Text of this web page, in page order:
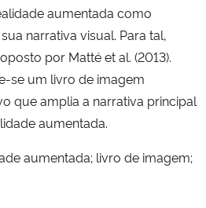
aumentada como
narrativa visual. Para tal,
por Matté et al. (2013).
se um livro de imagem
que amplia a narrativa principal
aumentada.
aumentada; livro de imagem;